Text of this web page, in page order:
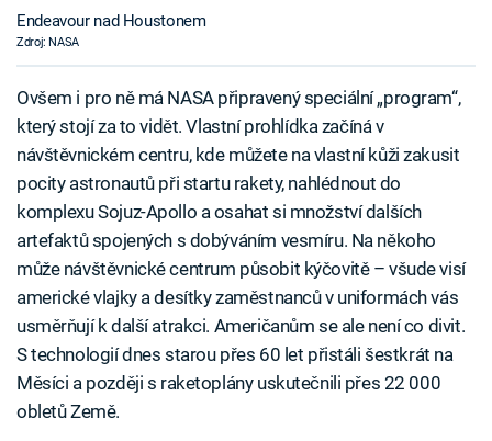
Endeavour nad Houstonem
Zdroj: NASA
Ovšem i pro ně má NASA připravený speciální „program“,
který stojí za to vidět. Vlastní prohlídka začíná v
návštěvnickém centru, kde můžete na vlastní kůži zakusit
pocity astronautů při startu rakety, nahlédnout do
komplexu Sojuz-Apollo a osahat si množství dalších
artefaktů spojených s dobýváním vesmíru. Na někoho
může návštěvnické centrum působit kýčovitě – všude visí
americké vlajky a desítky zaměstnanců v uniformách vás
usměrňují k další atrakci. Američanům se ale není co divit.
S technologií dnes starou přes 60 let přistáli šestkrát na
Měsíci a později s raketoplány uskutečnili přes 22 000
obletů Země.